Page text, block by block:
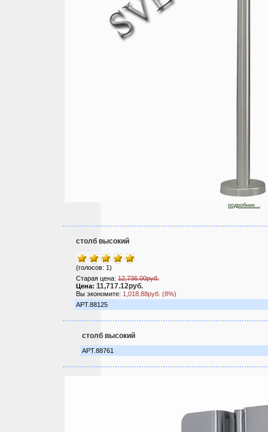
подробнее...
столб высокий
(голосов: 1)
Старая цена: 12,736.00руб.
Цена: 11,717.12руб.
Вы экономите: 1,018.88руб. (8%)
АРТ.88125
столб высокий
АРТ.88761